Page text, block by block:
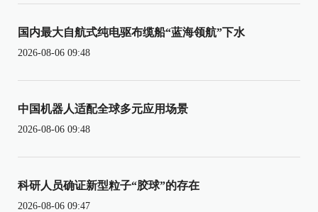
国内最大自航式纯电驱布缆船“蓝海领航”下水
2026-08-06 09:48
中国机器人适配全球多元应用场景
2026-08-06 09:48
科研人员确证新型粒子“胶球”的存在
2026-08-06 09:47